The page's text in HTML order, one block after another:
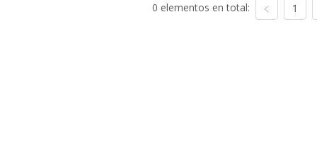
0 elementos en total: 1